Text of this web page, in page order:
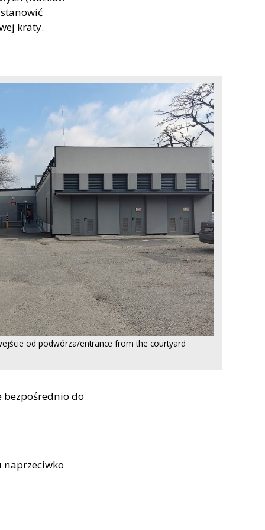
kraty.
od podwórza/entrance from the courtyard
bezpośrednio do
naprzeciwko